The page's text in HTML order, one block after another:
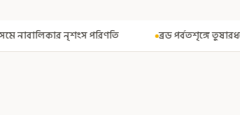
ব্রড পর্বতশৃঙ্গে তুষারধসে মৃত নির্মল পুরজা! নিশ্চিত